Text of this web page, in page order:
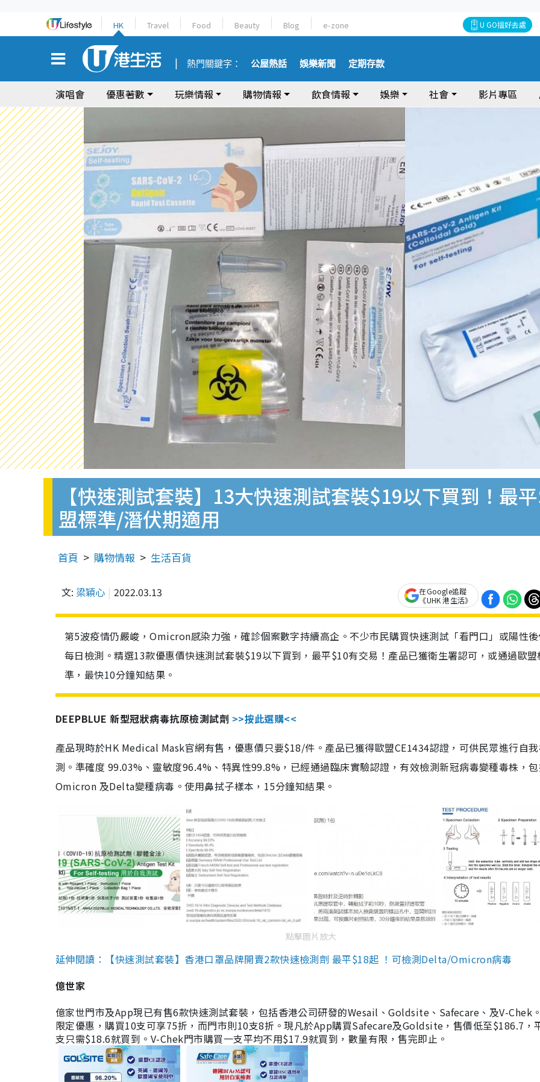
HK Travel Food Beauty Blog e-zone U GO搵好去處
熱門關鍵字： 公屋熱話 娛樂新聞 定期存款
演唱會 優惠著數 玩樂情報 購物情報 飲食情報 娛樂 社會 影片專區
【快速測試套裝】13大快速測試套裝$19以下買到！最
盟標準/潛伏期適用
首頁 購物情報 生活百貨
文: 梁穎心 2022.03.13
在Google追蹤
《UHK 港生活》
第5波疫情仍嚴峻，Omicron感染力強，確診個案數字持續高企。不少市民購買快速測試「看門口」或陽性
每日檢測。精選13款優惠價快速測試套裝$19以下買到，最平$10有交易！產品已獲衛生署認可，或通過歐盟
準，最快10分鐘知結果。
DEEPBLUE 新型冠狀病毒抗原檢測試劑 >>按此選購<<
產品現時於HK Medical Mask官網有售，優惠價只要$18/件。產品已獲得歐盟CE1434認證，可供民眾進行自
測。準確度 99.03%、靈敏度96.4%、特異性99.8%，已經通過臨床實驗認證，有效檢測新冠病毒變種毒株，
Omicron 及Delta變種病毒。使用鼻拭子樣本，15分鐘知結果。
點擊圖片放大
延伸閱讀：【快速測試套裝】香港口罩品牌開賣2款快速檢測劑 最平$18起 ！可檢測Delta/Omicron病毒
億世家
億家世門市及App現已有售6款快速測試套裝，包括香港公司研發的Wesail、Goldsite、Safecare、及V-Chek
限定優惠，購買10支可享75折，而門市則10支8折。現凡於App購買Safecare及Goldsite，售價低至$186.7，
支只需$18.6就買到。V-Chek門市購買一支平均不用$17.9就買到，數量有限，售完即止。